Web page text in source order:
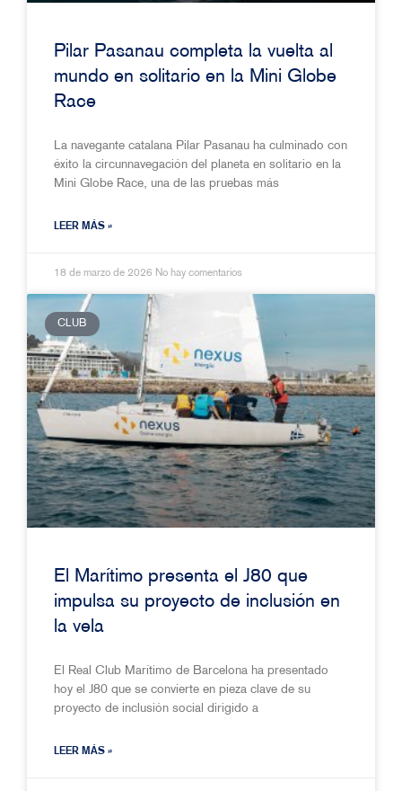
Pilar Pasanau completa la vuelta al
mundo en solitario en la Mini Globe
Race
La navegante catalana Pilar Pasanau ha culminado con
éxito la circunnavegación del planeta en solitario en la
Mini Globe Race, una de las pruebas más
LEER MÁS »
18 de marzo de 2026 No hay comentarios
CLUB
El Marítimo presenta el J80 que
impulsa su proyecto de inclusión en
la vela
El Real Club Marítimo de Barcelona ha presentado
hoy el J80 que se convierte en pieza clave de su
proyecto de inclusión social dirigido a
LEER MÁS »